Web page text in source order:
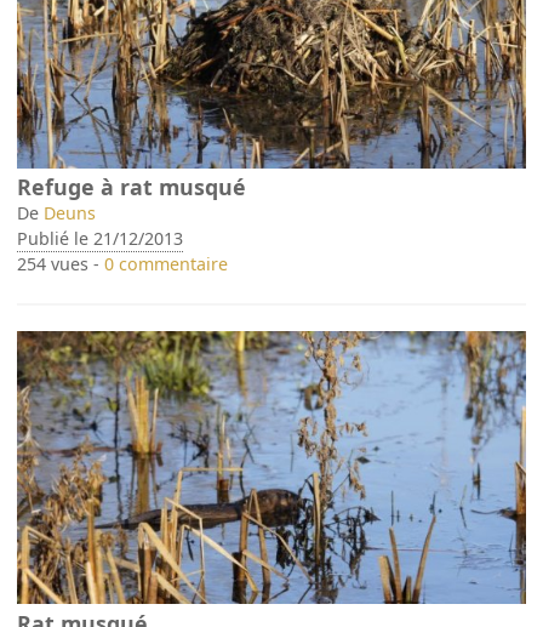
Refuge à rat musqué
De Deuns
Publié le 21/12/2013
254 vues -0 commentaire